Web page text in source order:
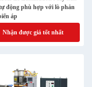
động phù hợp với lò phản
áp
Nhận được giá tốt nhất